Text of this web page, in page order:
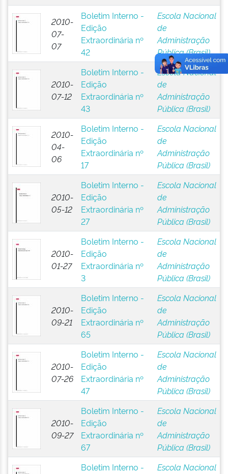
2010-
07-
07
Boletim Interno -
Edição
Extraordinária nº
42
Escola Nacional
de
Administração
Pública (Brasil)
2010-
07-12
Boletim Interno -
Edição
Extraordinária nº
43
Escola Nacional
de
Administração
Pública (Brasil)
2010-
04-
06
Boletim Interno -
Edição
Extraordinária nº
17
Escola Nacional
de
Administração
Pública (Brasil)
2010-
05-12
Boletim Interno -
Edição
Extraordinária nº
27
Escola Nacional
de
Administração
Pública (Brasil)
2010-
01-27
Boletim Interno -
Edição
Extraordinária nº
3
Escola Nacional
de
Administração
Pública (Brasil)
2010-
09-21
Boletim Interno -
Edição
Extraordinária nº
65
Escola Nacional
de
Administração
Pública (Brasil)
2010-
07-26
Boletim Interno -
Edição
Extraordinária nº
47
Escola Nacional
de
Administração
Pública (Brasil)
2010-
09-27
Boletim Interno -
Edição
Extraordinária nº
67
Escola Nacional
de
Administração
Pública (Brasil)
Boletim Interno -
Escola Nacional